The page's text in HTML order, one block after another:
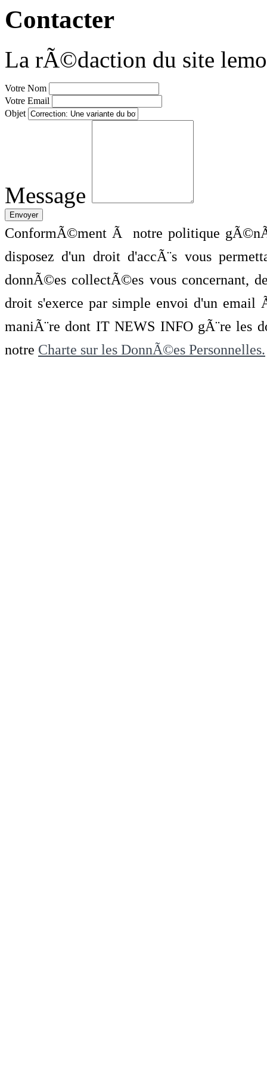
Contacter
La rÃ©daction du site
Votre Nom
Votre Email
Objet
Message
ConformÃ©ment Ã notre politique
disposez d'un droit d'accÃ¨s vous
donnÃ©es collectÃ©es vous concernant,
droit s'exerce par simple envoi d'un
maniÃ¨re dont IT NEWS INFO gÃ¨re les
notre Charte sur les DonnÃ©es Personnelles.